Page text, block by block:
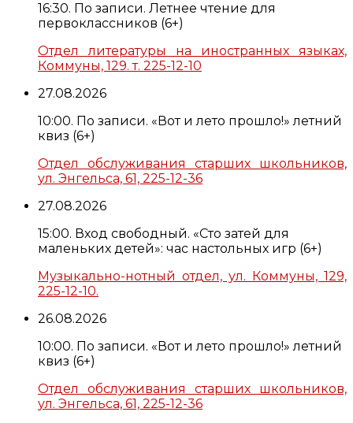
16:30. По записи. Летнее чтение для
первоклассников (6+)
Отдел литературы на иностранных языках,
Коммуны, 129. т. 225-12-10
27.08.2026
10:00. По записи. «Вот и лето прошло!» летний
квиз (6+)
Отдел обслуживания старших школьников,
ул. Энгельса, 61, 225-12-36
27.08.2026
15:00. Вход свободный. «Сто затей для
маленьких детей»: час настольных игр (6+)
Музыкально-нотный отдел, ул. Коммуны, 129,
225-12-10.
26.08.2026
10:00. По записи. «Вот и лето прошло!» летний
квиз (6+)
Отдел обслуживания старших школьников,
ул. Энгельса, 61, 225-12-36